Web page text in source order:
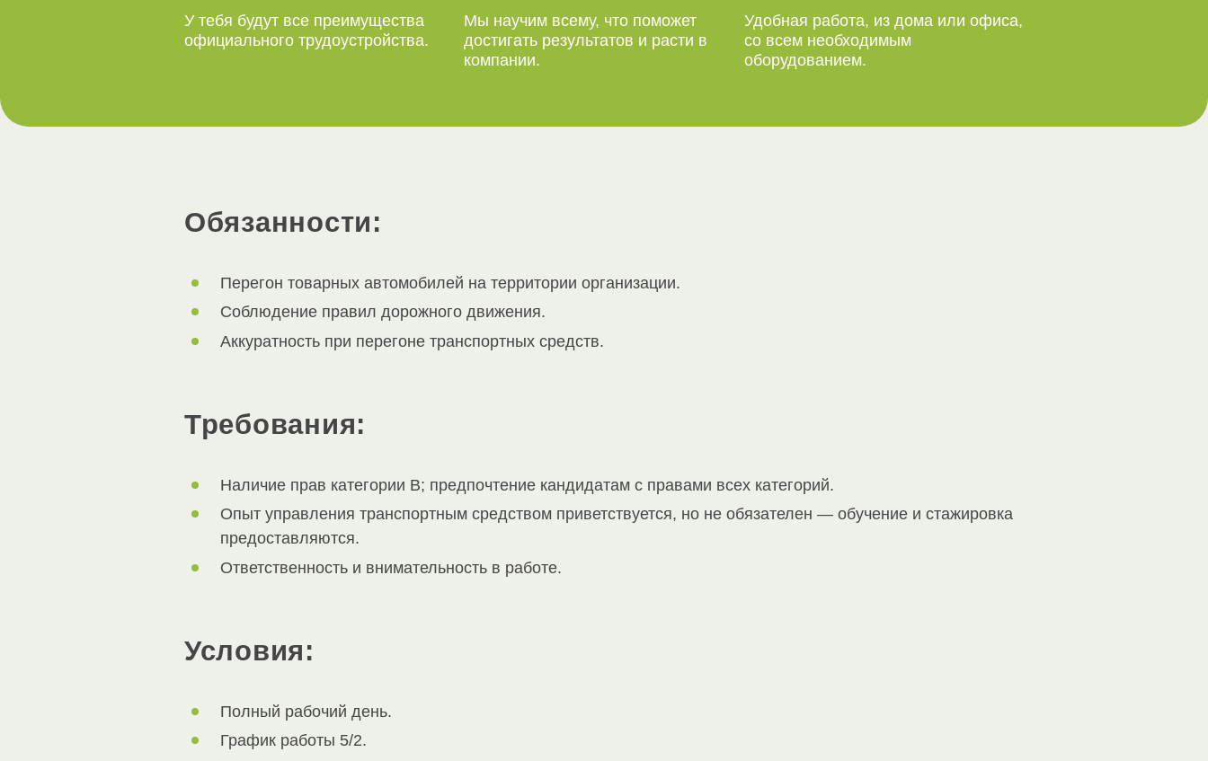
У тебя будут все преимущества
официального трудоустройства.
Мы научим всему, что поможет
достигать результатов и расти в
компании.
Удобная работа, из дома или офиса,
со всем необходимым
оборудованием.
Обязанности:
Перегон товарных автомобилей на территории организации.
Соблюдение правил дорожного движения.
Аккуратность при перегоне транспортных средств.
Требования:
Наличие прав категории В; предпочтение кандидатам с правами всех категорий.
Опыт управления транспортным средством приветствуется, но не обязателен — обучение и стажировка
предоставляются.
Ответственность и внимательность в работе.
Условия:
Полный рабочий день.
График работы 5/2.